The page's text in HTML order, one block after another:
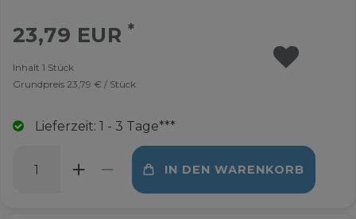
23,79 EUR *
Inhalt 1 Stück
Grundpreis 23,79 € / Stück
Lieferzeit: 1 - 3 Tage***
IN DEN WARENKORB